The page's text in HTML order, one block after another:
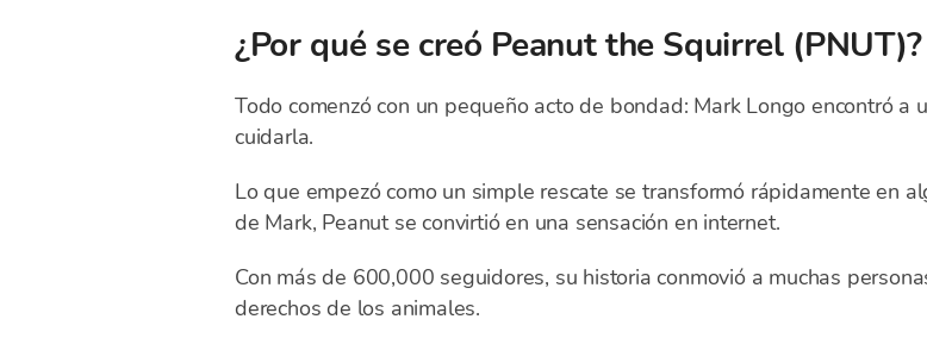
¿Por qué se creó Peanut the Squirrel
Todo comenzó con un pequeño acto de bondad: Mark Longo encontró
cuidarla.
Lo que empezó como un simple rescate se transformó rápidamente en
de Mark, Peanut se convirtió en una sensación en internet.
Con más de 600,000 seguidores, su historia conmovió a muchas
derechos de los animales.